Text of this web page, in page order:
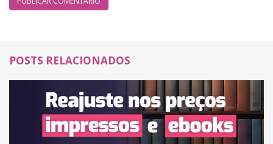
POSTS RELACIONADOS